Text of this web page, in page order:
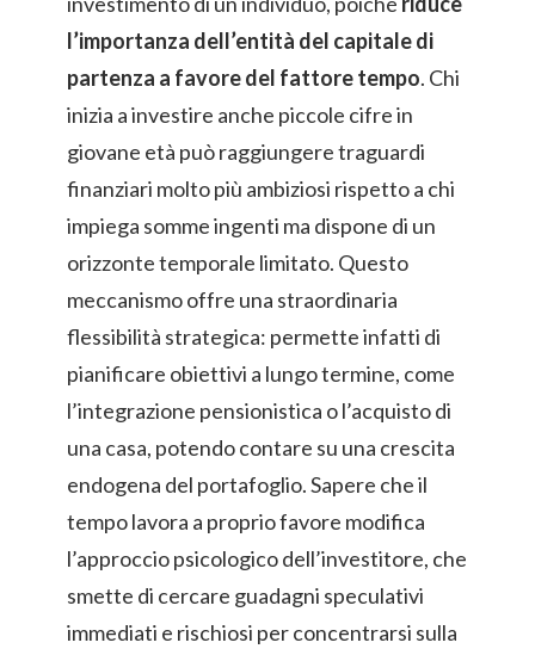
l’importanza dell’entità del capitale di
partenza a favore del fattore tempo. Chi
inizia a investire anche piccole cifre in
giovane età può raggiungere traguardi
finanziari molto più ambiziosi rispetto a chi
impiega somme ingenti ma dispone di un
orizzonte temporale limitato. Questo
meccanismo offre una straordinaria
flessibilità strategica: permette infatti di
pianificare obiettivi a lungo termine, come
l’integrazione pensionistica o l’acquisto di
una casa, potendo contare su una crescita
endogena del portafoglio. Sapere che il
tempo lavora a proprio favore modifica
l’approccio psicologico dell’investitore, che
smette di cercare guadagni speculativi
immediati e rischiosi per concentrarsi sulla